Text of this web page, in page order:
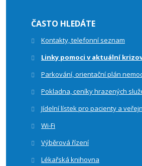
ČASTO HLEDÁTE
Kontakty, telefonní seznam
Linky pomoci v aktuální
Parkování, orientační plán
Pokladna, ceníky hrazených
Jídelní lístek pro pacienty a
Wi-Fi
Výběrová řízení
Lékařská knihovna